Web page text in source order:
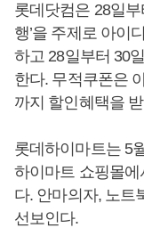
롯데닷컴은 28일부
행’을 주제로 아이
하고 28일부터 30
한다. 무적쿠폰은
까지 할인혜택을
롯데하이마트는 5
하이마트 쇼핑몰에
다. 안마의자, 노트
선보인다.